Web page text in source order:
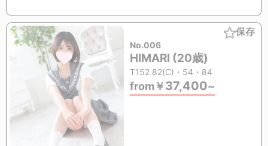
保存
No.006
HIMARI (20歳)
T152 82(C)・54・84
from￥37,400~